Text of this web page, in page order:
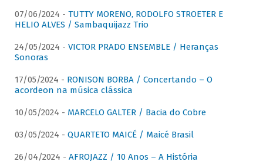
07/06/2024 - TUTTY MORENO, RODOLFO STROETER E
HELIO ALVES / Sambaquijazz Trio
24/05/2024 - VICTOR PRADO ENSEMBLE / Heranças
Sonoras
17/05/2024 - RONISON BORBA / Concertando – O
acordeon na música clássica
10/05/2024 - MARCELO GALTER / Bacia do Cobre
03/05/2024 - QUARTETO MAICÉ / Maicé Brasil
26/04/2024 - AFROJAZZ / 10 Anos – A História